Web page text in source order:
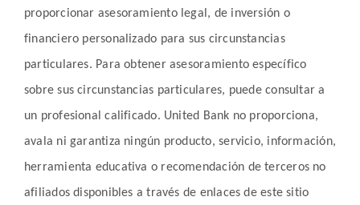
proporcionar asesoramiento legal, de inversión o
financiero personalizado para sus circunstancias
particulares. Para obtener asesoramiento específico
sobre sus circunstancias particulares, puede consultar a
un profesional calificado. United Bank no proporciona,
avala ni garantiza ningún producto, servicio, información,
herramienta educativa o recomendación de terceros no
afiliados disponibles a través de enlaces de este sitio